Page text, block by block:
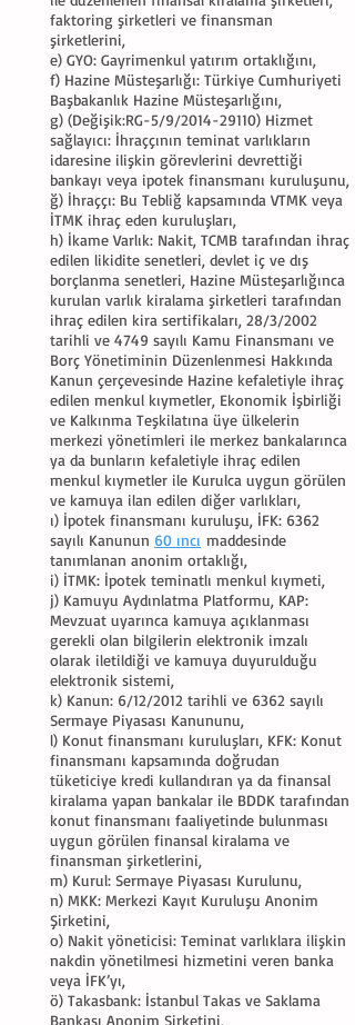
faktoring şirketleri ve finansman
şirketlerini,
e) GYO: Gayrimenkul yatırım ortaklığını,
f) Hazine Müsteşarlığı: Türkiye Cumhuriyeti
Başbakanlık Hazine Müsteşarlığını,
g) (Değişik:RG-5/9/2014-29110) Hizmet
sağlayıcı: İhraççının teminat varlıkların
idaresine ilişkin görevlerini devrettiği
bankayı veya ipotek finansmanı kuruluşunu,
ğ) İhraççı: Bu Tebliğ kapsamında VTMK veya
İTMK ihraç eden kuruluşları,
h) İkame Varlık: Nakit, TCMB tarafından ihraç
edilen likidite senetleri, devlet iç ve dış
borçlanma senetleri, Hazine Müsteşarlığınca
kurulan varlık kiralama şirketleri tarafından
ihraç edilen kira sertifikaları, 28/3/2002
tarihli ve 4749 sayılı Kamu Finansmanı ve
Borç Yönetiminin Düzenlenmesi Hakkında
Kanun çerçevesinde Hazine kefaletiyle ihraç
edilen menkul kıymetler, Ekonomik İşbirliği
ve Kalkınma Teşkilatına üye ülkelerin
merkezi yönetimleri ile merkez bankalarınca
ya da bunların kefaletiyle ihraç edilen
menkul kıymetler ile Kurulca uygun görülen
ve kamuya ilan edilen diğer varlıkları,
ı) İpotek finansmanı kuruluşu, İFK: 6362
sayılı Kanunun 60 ıncı maddesinde
tanımlanan anonim ortaklığı,
i) İTMK: İpotek teminatlı menkul kıymeti,
j) Kamuyu Aydınlatma Platformu, KAP:
Mevzuat uyarınca kamuya açıklanması
gerekli olan bilgilerin elektronik imzalı
olarak iletildiği ve kamuya duyurulduğu
elektronik sistemi,
k) Kanun: 6/12/2012 tarihli ve 6362 sayılı
Sermaye Piyasası Kanununu,
l) Konut finansmanı kuruluşları, KFK: Konut
finansmanı kapsamında doğrudan
tüketiciye kredi kullandıran ya da finansal
kiralama yapan bankalar ile BDDK tarafından
konut finansmanı faaliyetinde bulunması
uygun görülen finansal kiralama ve
finansman şirketlerini,
m) Kurul: Sermaye Piyasası Kurulunu,
n) MKK: Merkezi Kayıt Kuruluşu Anonim
Şirketini,
o) Nakit yöneticisi: Teminat varlıklara ilişkin
nakdin yönetilmesi hizmetini veren banka
veya İFK’yı,
ö) Takasbank: İstanbul Takas ve Saklama
Bankası Anonim Şirketini,